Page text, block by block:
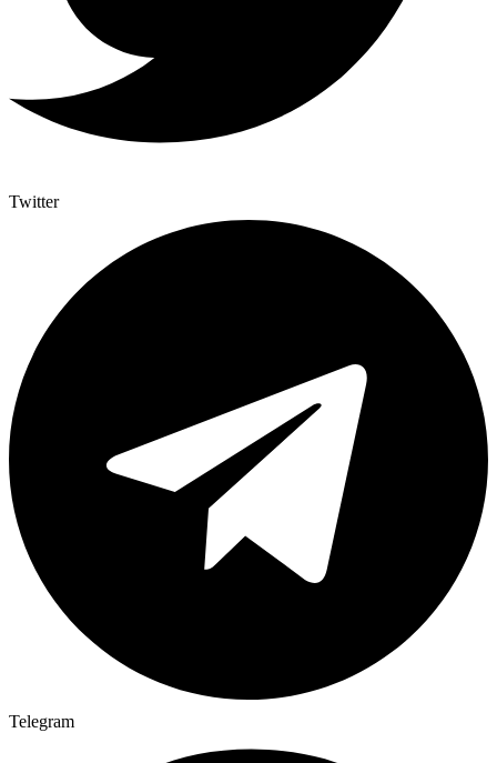
Twitter
Telegram